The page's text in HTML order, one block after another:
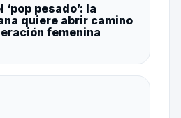
pesado’: la
quiere abrir camino
femenina